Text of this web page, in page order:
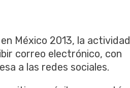
México 2013, la actividad
correo electrónico, con
a las redes sociales.